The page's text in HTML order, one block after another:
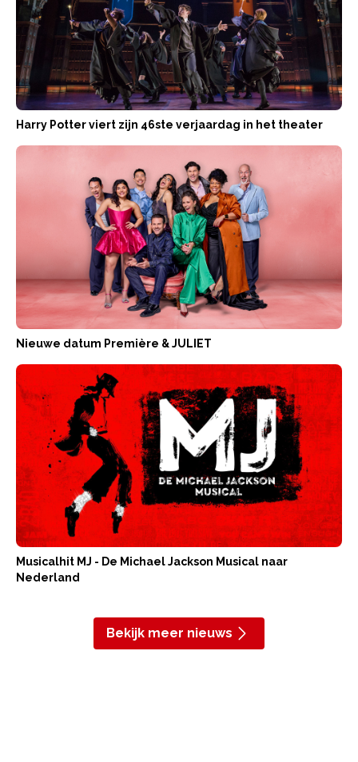
Harry Potter viert zijn 46ste verjaardag in het theater
Nieuwe datum Première & JULIET
Musicalhit MJ - De Michael Jackson Musical naar
Nederland
Bekijk meer nieuws